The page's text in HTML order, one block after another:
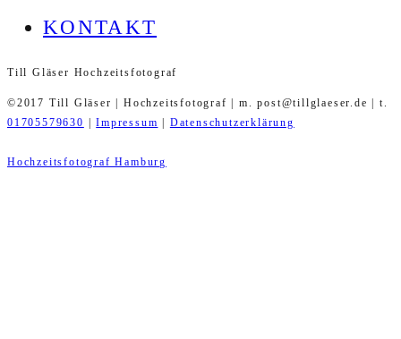
KONTAKT
Till Gläser Hochzeitsfotograf
©2017 Till Gläser | Hochzeitsfotograf | m. post@tillglaeser.de | t.
01705579630
|Impressum Datenschutzerklärung
Hochzeitsfotograf Hamburg